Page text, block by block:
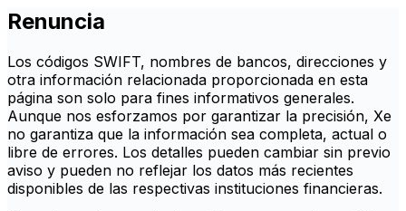
Renuncia
Los códigos SWIFT, nombres de bancos, direcciones y
otra información relacionada proporcionada en esta
página son solo para fines informativos generales.
Aunque nos esforzamos por garantizar la precisión, Xe
no garantiza que la información sea completa, actual o
libre de errores. Los detalles pueden cambiar sin previo
aviso y pueden no reflejar los datos más recientes
disponibles de las respectivas instituciones financieras.